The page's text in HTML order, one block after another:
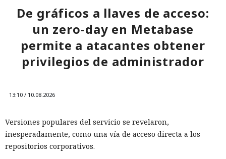
De gráficos a llaves de acceso:
un zero-day en Metabase
permite a atacantes obtener
privilegios de administrador
13:10 / 10.08.2026
Versiones populares del servicio se revelaron,
inesperadamente, como una vía de acceso directa a los
repositorios corporativos.